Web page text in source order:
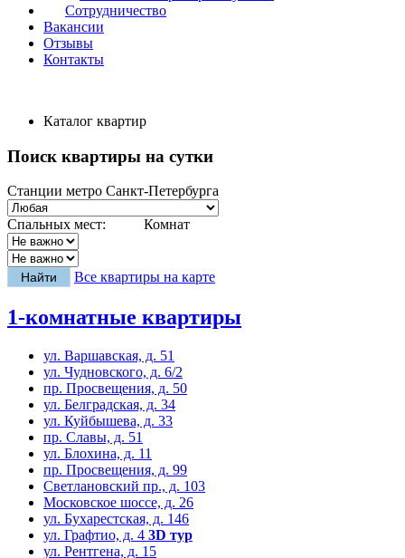
Сотрудничество
Вакансии
Отзывы
Контакты
Каталог квартир
Поиск квартиры на сутки
Станции метро Санкт-Петербурга
Спальных мест: Комнат
Все квартиры на карте
1-комнатные квартиры
ул. Варшавская, д. 51
ул. Чудновского, д. 6/2
пр. Просвещения, д. 50
ул. Белградская, д. 34
ул. Куйбышева, д. 33
пр. Славы, д. 51
ул. Блохина, д. 11
пр. Просвещения, д. 99
Светлановский пр., д. 103
Московское шоссе, д. 26
ул. Бухарестская, д. 146
ул. Графтио, д. 4 3D тур
ул. Рентгена, д. 15